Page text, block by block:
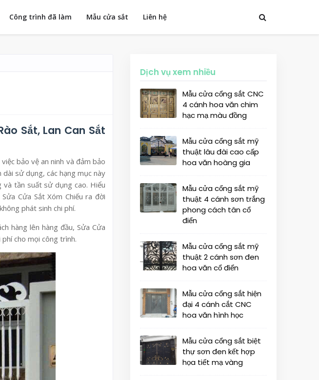
Công trình đã làm Mẫu cửa sắt Liên hệ
Sắt, Lan Can Sắt
bảo vệ an ninh và đảm bảo
sử dụng, các hạng mục này
tần suất sử dụng cao. Hiểu
Cửa Sắt Xóm Chiếu ra đời
phát sinh chi phí.
hàng lên hàng đầu, Sửa Cửa
cho mọi công trình.
Dịch vụ xem nhiều
Mẫu cửa cổng sắt CNC
4 cánh hoa văn chim
hạc mạ màu đồng
Mẫu cửa cổng sắt mỹ
thuật lâu đài cao cấp
hoa văn hoàng gia
Mẫu cửa cổng sắt mỹ
thuật 4 cánh sơn trắng
phong cách tân cổ
điển
Mẫu cửa cổng sắt mỹ
thuật 2 cánh sơn đen
hoa văn cổ điển
Mẫu cửa cổng sắt hiện
đại 4 cánh cắt CNC
hoa văn hình học
Mẫu cửa cổng sắt biệt
thự sơn đen kết hợp
họa tiết mạ vàng